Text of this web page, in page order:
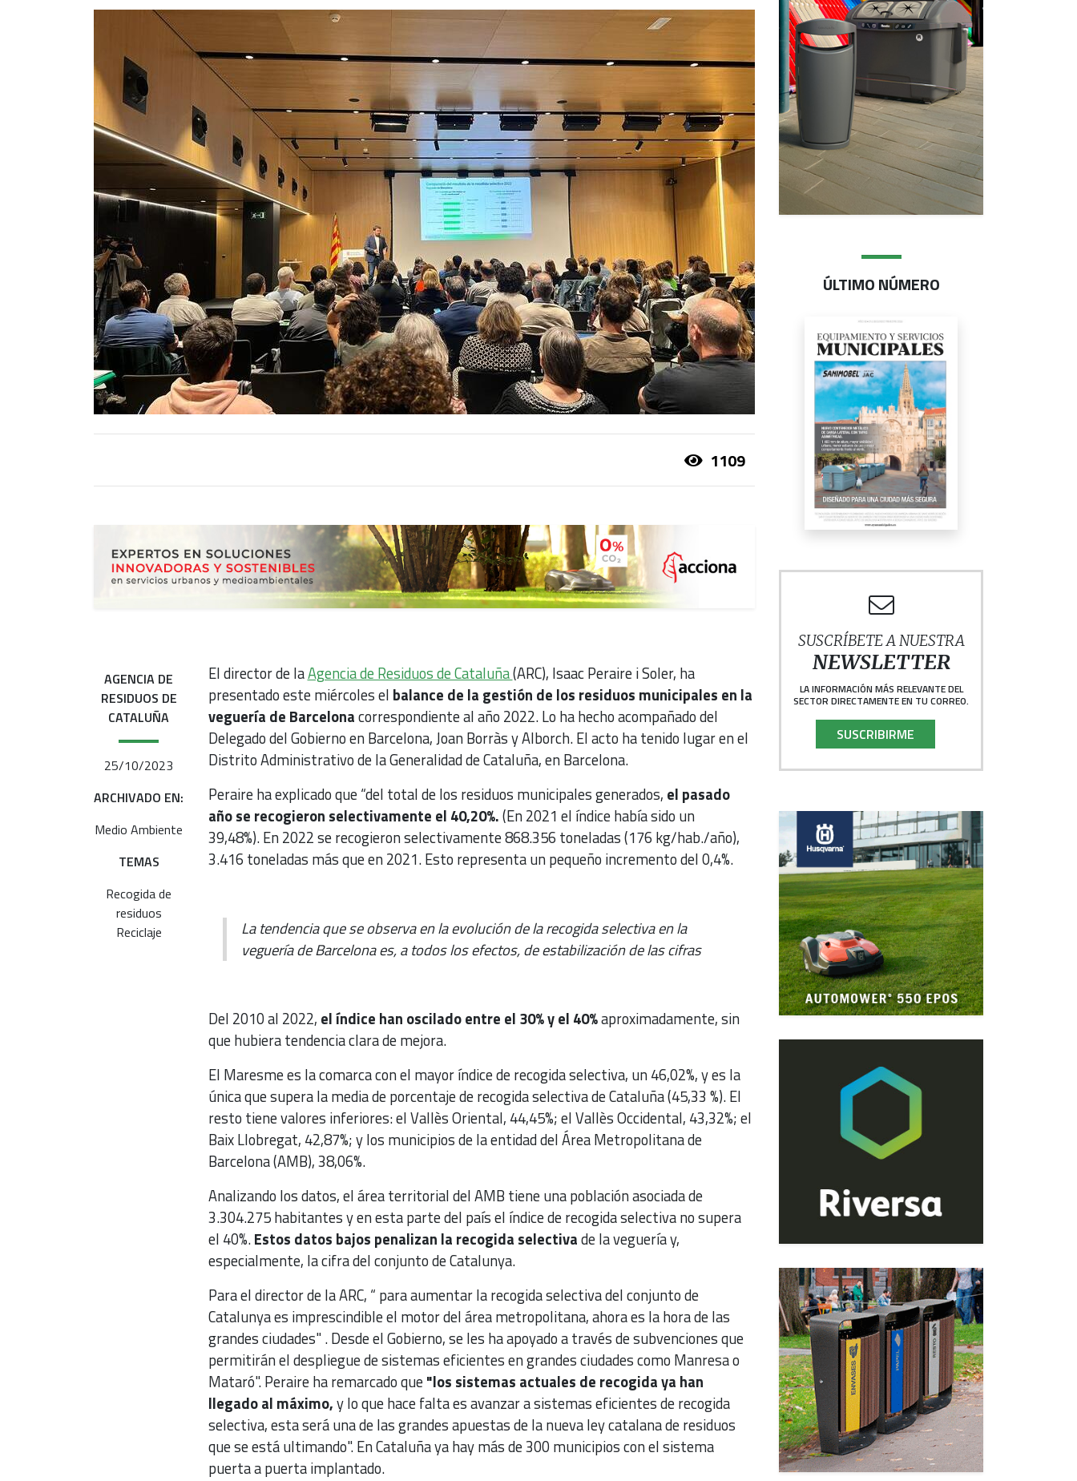
1109
AGENCIA DE
RESIDUOS DE
CATALUÑA
25/10/2023
ARCHIVADO EN:
Medio Ambiente
TEMAS
Recogida de
residuos
Reciclaje
El director de laAgencia de Residuos de Cataluña(ARC), Isaac Peraire i Soler, ha
presentado este miércoles el balance de la gestión de los residuos municipales en la
veguería de Barcelonacorrespondiente al año 2022. Lo ha hecho acompañado del
Delegado del Gobierno en Barcelona, ​​Joan Borràs y Alborch. El acto ha tenido lugar en el
Distrito Administrativo de la Generalidad de Cataluña, en Barcelona.
Peraire ha explicado que “del total de los residuos municipales generados, el pasado
año se recogieron selectivamente el 40,20%.(En 2021 el índice había sido un
39,48%). En 2022 se recogieron selectivamente 868.356 toneladas (176 kg/hab./año),
3.416 toneladas más que en 2021. Esto representa un pequeño incremento del 0,4%.
La tendencia que se observa en la evolución de la recogida selectiva en la
veguería de Barcelona es, a todos los efectos, de estabilización de las cifras
Del 2010 al 2022, el índice han oscilado entre el 30% y el 40%aproximadamente, sin
que hubiera tendencia clara de mejora.
El Maresme es la comarca con el mayor índice de recogida selectiva, un 46,02%, y es la
única que supera la media de porcentaje de recogida selectiva de Cataluña (45,33 %). El
resto tiene valores inferiores: el Vallès Oriental, 44,45%; el Vallès Occidental, 43,32%; el
Baix Llobregat, 42,87%; y los municipios de la entidad del Área Metropolitana de
Barcelona (AMB), 38,06%.
Analizando los datos, el área territorial del AMB tiene una población asociada de
3.304.275 habitantes y en esta parte del país el índice de recogida selectiva no supera
el 40%.Estos datos bajos penalizan la recogida selectivade la veguería y,
especialmente, la cifra del conjunto de Catalunya.
Para el director de la ARC, “ para aumentar la recogida selectiva del conjunto de
Catalunya es imprescindible el motor del área metropolitana, ahora es la hora de las
grandes ciudades" . Desde el Gobierno, se les ha apoyado a través de subvenciones que
permitirán el despliegue de sistemas eficientes en grandes ciudades como Manresa o
Mataró". Peraire ha remarcado que"los sistemas actuales de recogida ya han
llegado al máximo,y lo que hace falta es avanzar a sistemas eficientes de recogida
selectiva, esta será una de las grandes apuestas de la nueva ley catalana de residuos
que se está ultimando". En Cataluña ya hay más de 300 municipios con el sistema
puerta a puerta implantado.
ÚLTIMO NÚMERO
SUSCRÍBETE A NUESTRA
NEWSLETTER
LA INFORMACIÓN MÁS RELEVANTE DEL
SECTOR DIRECTAMENTE EN TU CORREO.
SUSCRIBIRME